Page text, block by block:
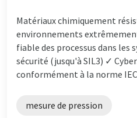
Matériaux chimiquement
environnements
fiable des processus dans les
sécurité (jusqu'à SIL3) ✓
conformément à la norme
mesure de pression